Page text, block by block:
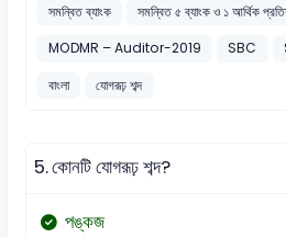
সমন্বিত ব্যাংক সমন্বিত ৫ ব্যাংক ও ১ আর্থিক
MODMR – Auditor-2019
SBC
বাংলা
যোগরূঢ় শব্দ
5.কোনটি যোগরূঢ় শব্দ?
পঙ্কজ